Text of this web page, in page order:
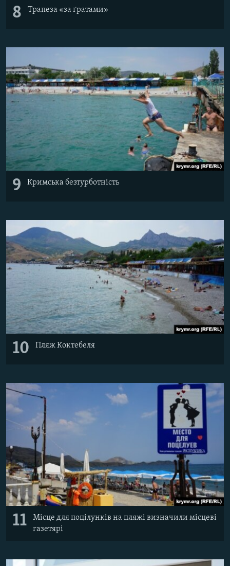
8 Трапеза «за ґратами»
9 Кримська безтурботність
10 Пляж Коктебеля
11
Місце для поцілунків на пляжі визначили місцеві
газетярі